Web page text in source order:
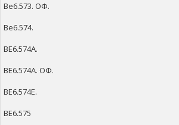
Ве6.573. ОФ.
Ве6.574.
ВЕ6.574А.
ВЕ6.574А. ОФ.
ВЕ6.574Е.
ВЕ6.575